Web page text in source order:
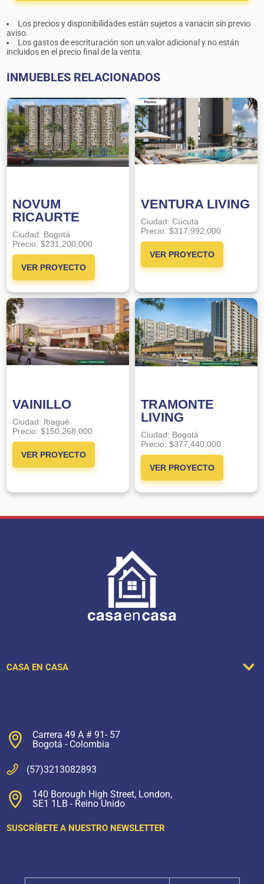
Los precios y disponibilidades están sujetos a variacin sin previo
aviso.
Los gastos de escrituración son un valor adicional y no están
incluidos en el precio final de la venta.
INMUEBLES RELACIONADOS
NOVUM
RICAURTE
Ciudad: Bogotá
Precio:$231,200,000
VER PROYECTO
VENTURA LIVING
Ciudad: Cúcuta
Precio: $317,992,000
VER PROYECTO
VAINILLO
Ciudad: Ibagué
Precio:$150,268,000
VER PROYECTO
TRAMONTE
LIVING
Ciudad: Bogotá
Precio: $377,440,000
VER PROYECTO
CASA EN CASA
Carrera 49 A # 91- 57
Bogotá - Colombia
(57)3213082893
140 Borough High Street, London,
SE1 1LB - Reino Unido
SUSCRÍBETE A NUESTRO NEWSLETTER